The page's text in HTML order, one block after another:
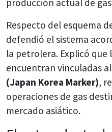
Respecto del esquema
defendió el sistema
la petrolera. Explicó que
encuentran vinculadas
(Japan Korea Marker),
operaciones de gas
mercado asiático.